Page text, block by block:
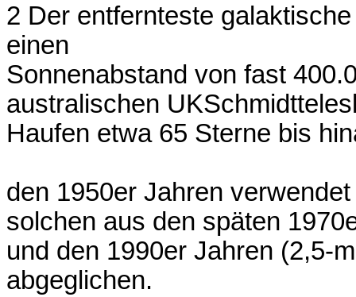
2 Der entfernteste
einen
Sonnenabstand von fast
australischen
Haufen etwa 65 Sterne bis
den 1950er Jahren
solchen aus den späten
und den 1990er Jahren (2,5-
abgeglichen.